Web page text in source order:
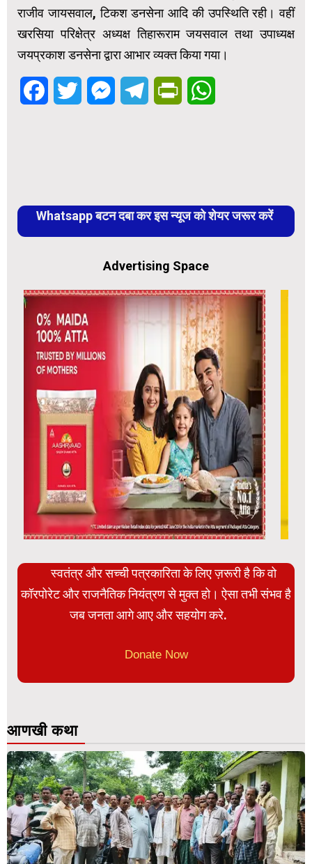
राजीव जायसवाल, टिकश डनसेना आदि की उपस्थिति रही। वहीं
खरसिया परिक्षेत्र अध्यक्ष तिहारूराम जयसवाल तथा उपाध्यक्ष
जयप्रकाश डनसेना द्वारा आभार व्यक्त किया गया।
FacebookTwitter MessengerTelegramPrintFriendly
Whatsapp बटन दबा कर इस न्यूज को शेयर जरूर करें
Advertising Space
स्वतंत्र और सच्ची पत्रकारिता के लिए ज़रूरी है कि वो
कॉरपोरेट और राजनैतिक नियंत्रण से मुक्त हो। ऐसा तभी संभव है
जब जनता आगे आए और सहयोग करे.
Donate Now
आणखी कथा